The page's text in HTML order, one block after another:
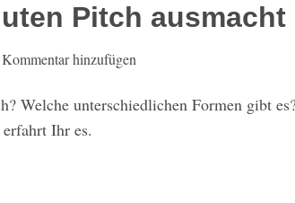
Pitch ausmacht
Kommentar hinzufügen
Welche unterschiedlichen Formen gibt
Ihr es.